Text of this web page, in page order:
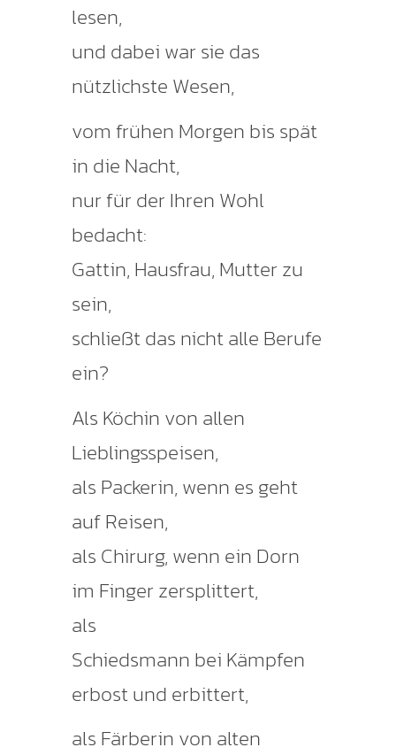
lesen,
und dabei war sie das
nützlichste Wesen,
vom frühen Morgen bis spät
in die Nacht,
nur für der Ihren Wohl
bedacht:
Gattin, Hausfrau, Mutter zu
sein,
schließt das nicht alle Berufe
ein?
Als Köchin von allen
Lieblingsspeisen,
als Packerin, wenn es geht
auf Reisen,
als Chirurg, wenn ein Dorn
im Finger zersplittert,
als
Schiedsmann bei Kämpfen
erbost und erbittert,
als Färberin von alten